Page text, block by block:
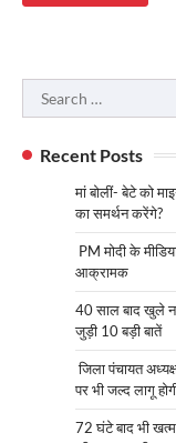
Search
for:
Recent Posts
मां बोलीं- बेटे को
का समर्थन करेंगे?
PM मोदी के
आक्रामक
40 साल बाद खुले नए
जुड़ी 10 बड़ी बातें
जिला पंचायत
पर भी जल्द लागू
72 घंटे बाद भी